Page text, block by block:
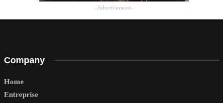
- Advertisement -
Company
Home
Entreprise